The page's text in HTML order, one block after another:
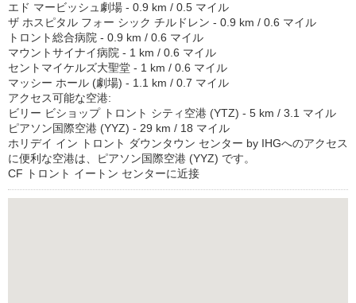
エド マービッシュ劇場 - 0.9 km / 0.5 マイル
ザ ホスピタル フォー シック チルドレン - 0.9 km / 0.6 マイル
トロント総合病院 - 0.9 km / 0.6 マイル
マウントサイナイ病院 - 1 km / 0.6 マイル
セントマイケルズ大聖堂 - 1 km / 0.6 マイル
マッシー ホール (劇場) - 1.1 km / 0.7 マイル
アクセス可能な空港:
ビリー ビショップ トロント シティ空港 (YTZ) - 5 km / 3.1 マイル
ピアソン国際空港 (YYZ) - 29 km / 18 マイル
ホリデイ イン トロント ダウンタウン センター by IHGへのアクセス
に便利な空港は、ピアソン国際空港 (YYZ) です。
CF トロント イートン センターに近接